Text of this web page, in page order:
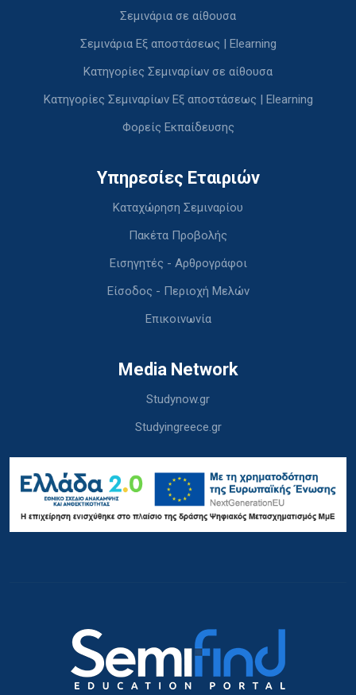
Σεμινάρια σε αίθουσα
Σεμινάρια Εξ αποστάσεως | Elearning
Κατηγορίες Σεμιναρίων σε αίθουσα
Κατηγορίες Σεμιναρίων Εξ αποστάσεως | Elearning
Φορείς Εκπαίδευσης
Υπηρεσίες Εταιριών
Καταχώρηση Σεμιναρίου
Πακέτα Προβολής
Εισηγητές - Αρθρογράφοι
Είσοδος - Περιοχή Μελών
Επικοινωνία
Media Network
Studynow.gr
Studyingreece.gr